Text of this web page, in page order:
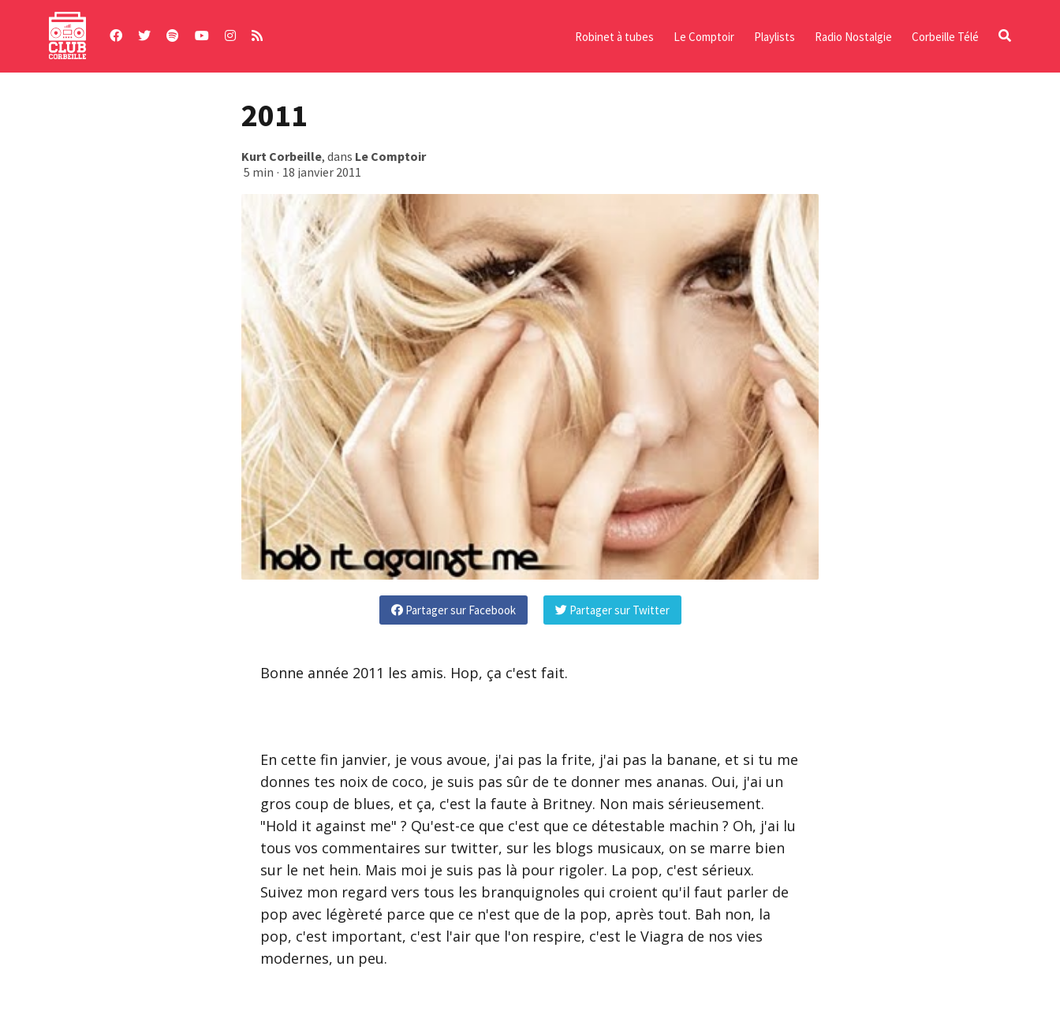
Robinet à tubes Le Comptoir Playlists Radio Nostalgie Corbeille Télé
2011
Kurt Corbeille, dans Le Comptoir
5 min · 18 janvier 2011
Partager sur Facebook Partager sur Twitter
Bonne année 2011 les amis. Hop, ça c'est fait.
En cette fin janvier, je vous avoue, j'ai pas la frite, j'ai pas la banane, et si tu me
donnes tes noix de coco, je suis pas sûr de te donner mes ananas. Oui, j'ai un
gros coup de blues, et ça, c'est la faute à Britney. Non mais sérieusement.
"Hold it against me" ? Qu'est-ce que c'est que ce détestable machin ? Oh, j'ai lu
tous vos commentaires sur twitter, sur les blogs musicaux, on se marre bien
sur le net hein. Mais moi je suis pas là pour rigoler. La pop, c'est sérieux.
Suivez mon regard vers tous les branquignoles qui croient qu'il faut parler de
pop avec légèreté parce que ce n'est que de la pop, après tout. Bah non, la
pop, c'est important, c'est l'air que l'on respire, c'est le Viagra de nos vies
modernes, un peu.